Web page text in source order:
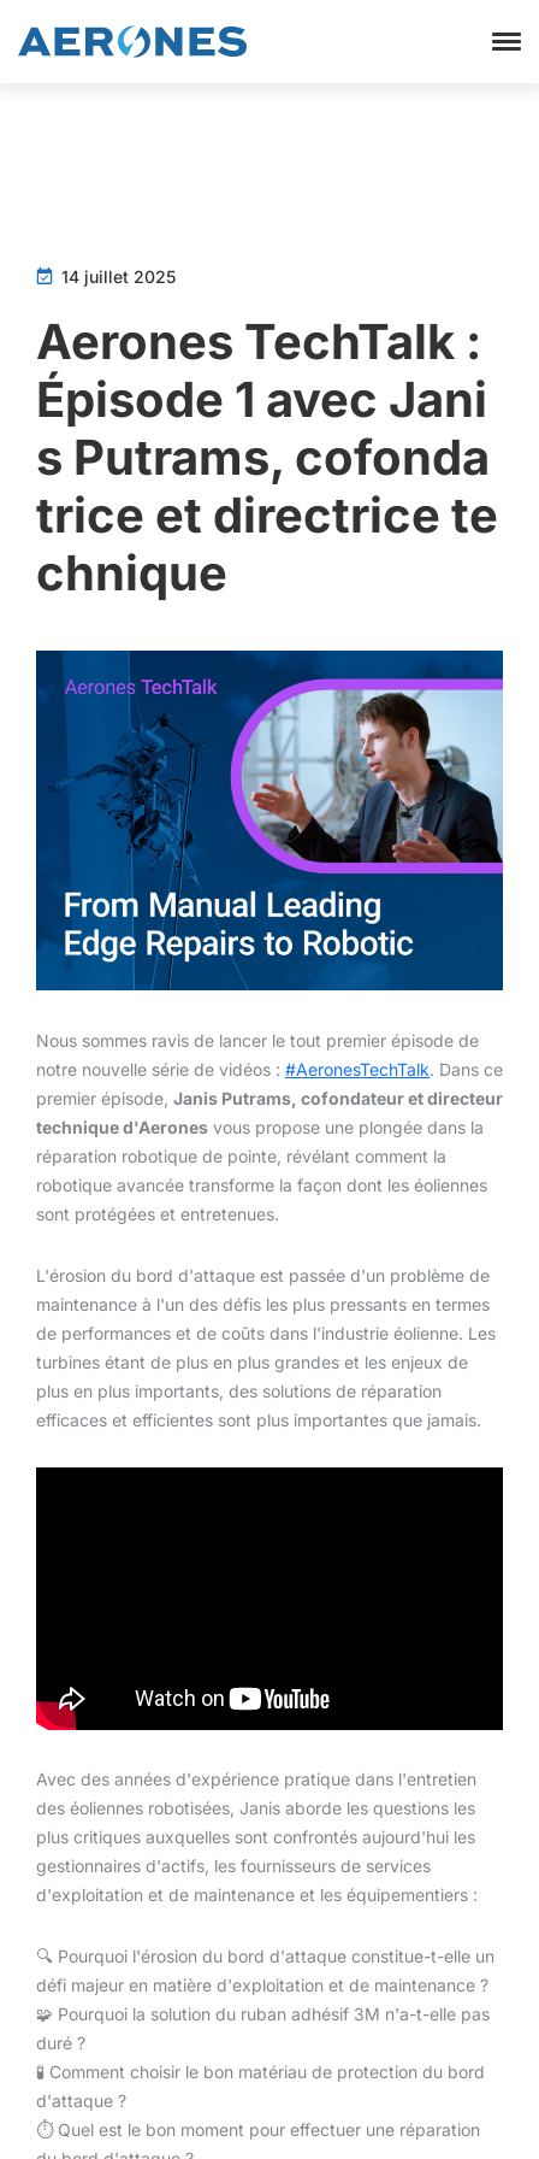
14 juillet 2025
Aerones TechTalk :
Épisode 1 avec Jani
s Putrams, cofonda
trice et directrice te
chnique
Nous sommes ravis de lancer le tout premier épisode de
notre nouvelle série de vidéos : #AeronesTechTalk. Dans ce
premier épisode, Janis Putrams, cofondateur et directeur
technique d'Aerones vous propose une plongée dans la
réparation robotique de pointe, révélant comment la
robotique avancée transforme la façon dont les éoliennes
sont protégées et entretenues.
L'érosion du bord d'attaque est passée d'un problème de
maintenance à l'un des défis les plus pressants en termes
de performances et de coûts dans l'industrie éolienne. Les
turbines étant de plus en plus grandes et les enjeux de
plus en plus importants, des solutions de réparation
efficaces et efficientes sont plus importantes que jamais.
Avec des années d'expérience pratique dans l'entretien
des éoliennes robotisées, Janis aborde les questions les
plus critiques auxquelles sont confrontés aujourd'hui les
gestionnaires d'actifs, les fournisseurs de services
d'exploitation et de maintenance et les équipementiers :
🔍 Pourquoi l'érosion du bord d'attaque constitue-t-elle un
défi majeur en matière d'exploitation et de maintenance ?
🧩 Pourquoi la solution du ruban adhésif 3M n'a-t-elle pas
duré ?
🧪 Comment choisir le bon matériau de protection du bord
d'attaque ?
⏱️ Quel est le bon moment pour effectuer une réparation